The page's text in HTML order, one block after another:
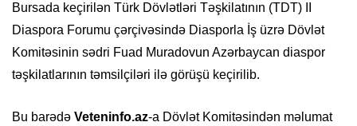
Bursada keçirilən Türk Dövlətləri Təşkilatının (TDT) II
Diaspora Forumu çərçivəsində Diasporla İş üzrə Dövlət
Komitəsinin sədri Fuad Muradovun Azərbaycan diaspor
təşkilatlarının təmsilçiləri ilə görüşü keçirilib.
Bu barədə Veteninfo.az-a Dövlət Komitəsindən məlumat